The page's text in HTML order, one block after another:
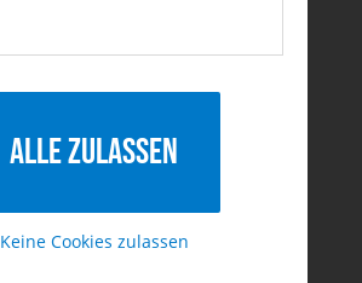
Alle zulassen
Keine Cookies zulassen
Kontakt
zum Kontaktformular